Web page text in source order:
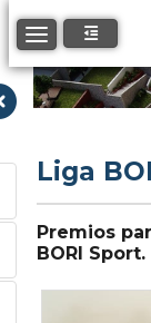
Toggle navigation
Liga
Premios
BORI Sport.